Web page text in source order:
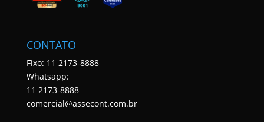
CONTATO
Fixo: 11 2173-8888
Whatsapp:
11 2173-8888
comercial@assecont.com.br